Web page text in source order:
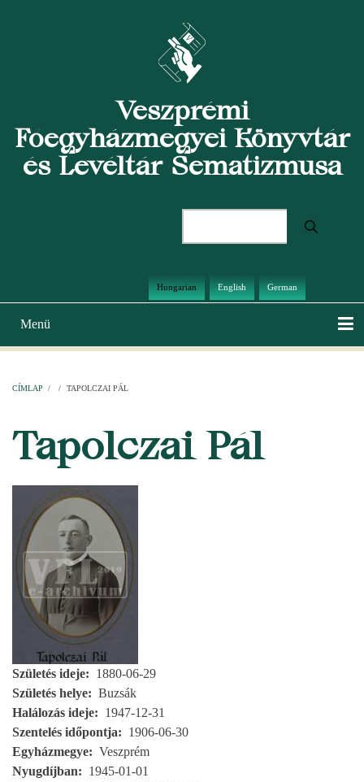
Veszprémi
Főegyházmegyei Könyvtár
és Levéltár Sematizmusa
Hungarian English German
Main
navigation
Menü
CÍMLAP / / TAPOLCZAI PÁL
Tapolczai Pál
Születés ideje
1880-06-29
Születés helye
Buzsák
Halálozás ideje
1947-12-31
Szentelés időpontja
1906-06-30
Egyházmegye
Veszprém
Nyugdíjban
1945-01-01